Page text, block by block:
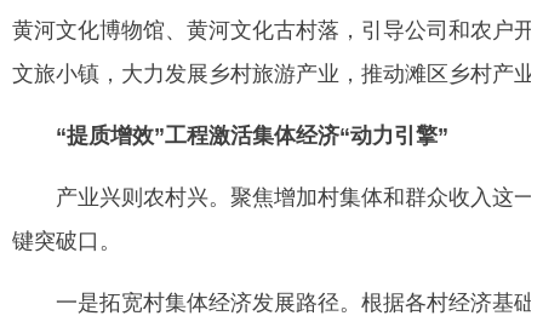
黄河文化博物馆、黄河文化古村落，引导公司和农户
文旅小镇，大力发展乡村旅游产业，推动滩区乡村产业
“提质增效”工程激活集体经济“动力引擎”
产业兴则农村兴。聚焦增加村集体和群众收入这一
键突破口。
一是拓宽村集体经济发展路径。根据各村经济基础